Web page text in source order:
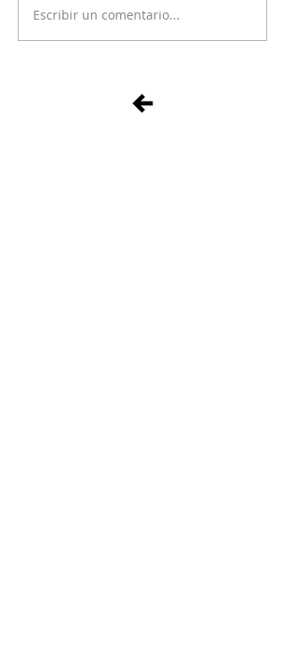
Escribir un comentario...